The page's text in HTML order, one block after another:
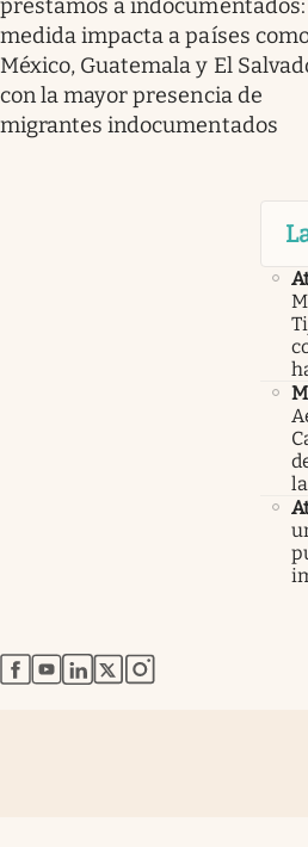
préstamos a
medida impacta a países
México, Guatemala y El
con la mayor presencia de
migrantes indocumentados
abre en nueva pestaña
abre en nueva pestaña
abre en nueva pestaña
abre en nueva pestaña
abre en nueva